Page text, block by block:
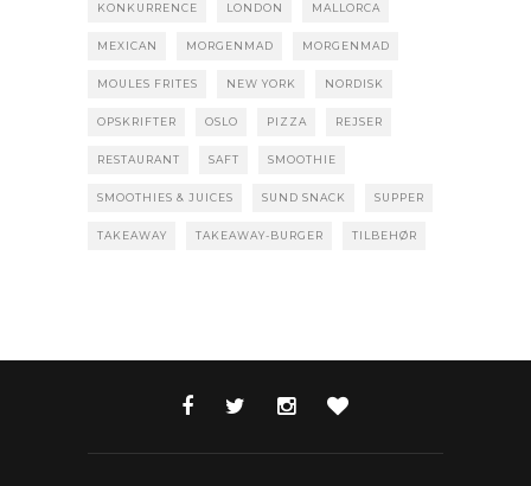
KONKURRENCE LONDON MALLORCA
MEXICAN MORGENMAD MORGENMAD
MOULES FRITES NEW YORK NORDISK
OPSKRIFTER OSLO PIZZA REJSER
RESTAURANT SAFT SMOOTHIE
SMOOTHIES & JUICES SUND SNACK SUPPER
TAKEAWAY TAKEAWAY-BURGER TILBEHØR